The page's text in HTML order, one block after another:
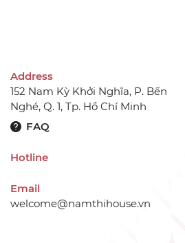
Address
152 Nam Kỳ Khởi Nghĩa, P. Bến
Nghé, Q. 1, Tp. Hồ Chí Minh
FAQ
Hotline
Email
welcome@namthihouse.vn